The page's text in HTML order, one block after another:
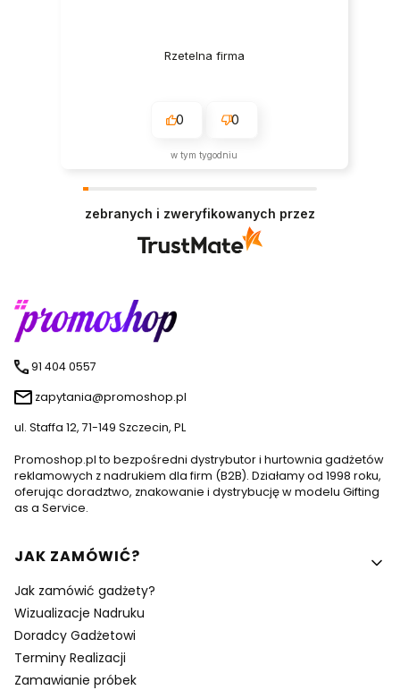
Rzetelna firma
0 0
w tym tygodniu
zebranych i zweryfikowanych przez
91 404 0557
zapytania@promoshop.pl
ul. Staffa 12, 71-149 Szczecin, PL
Promoshop.pl to bezpośredni dystrybutor i hurtownia gadżetów
reklamowych z nadrukiem dla firm (B2B). Działamy od 1998 roku,
oferując doradztwo, znakowanie i dystrybucję w modelu Gifting
as a Service.
Linki w stopce
JAK ZAMÓWIĆ?
Jak zamówić gadżety?
Wizualizacje Nadruku
Doradcy Gadżetowi
Terminy Realizacji
Zamawianie próbek